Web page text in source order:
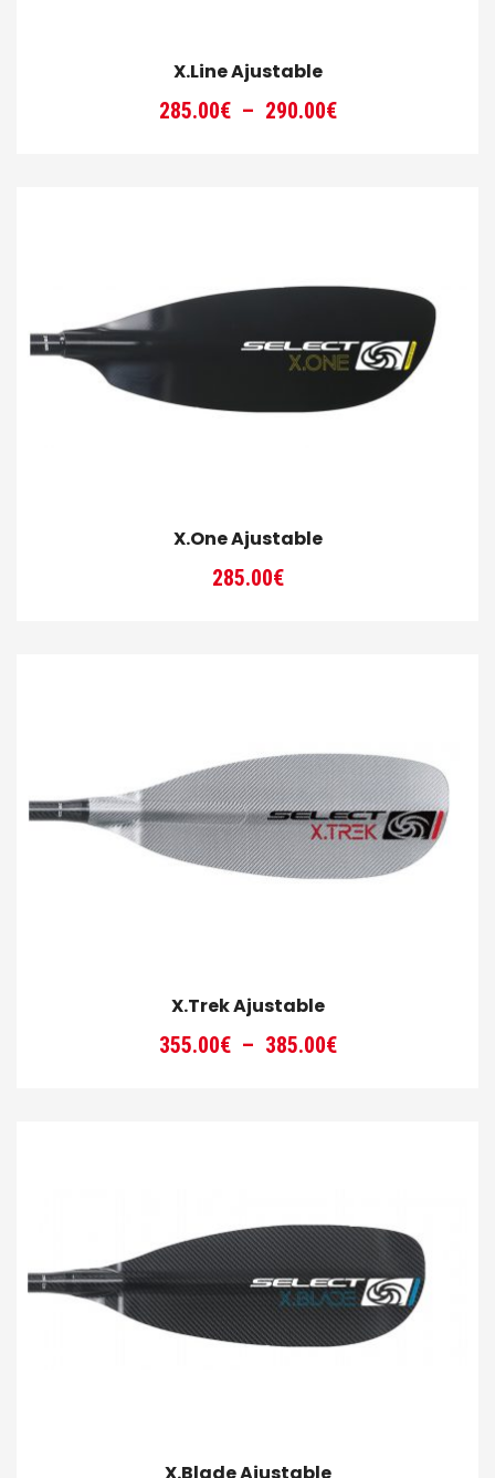
X.Line Ajustable
285.00€ – 290.00€Plage
X.One Ajustable
285.00€
X.Trek Ajustable
355.00€ – 385.00€Plage
X.Blade Ajustable